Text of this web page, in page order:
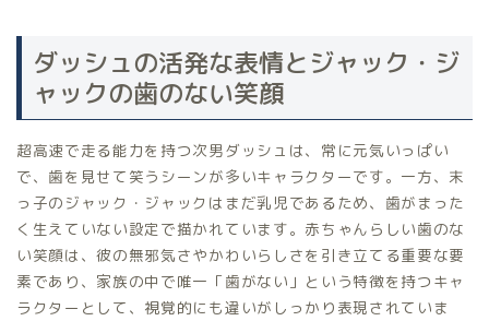
ダッシュの活発な表情とジャック・ジ
ャックの歯のない笑顔
超高速で走る能力を持つ次男ダッシュは、常に元気いっぱい
で、歯を見せて笑うシーンが多いキャラクターです。一方、末
っ子のジャック・ジャックはまだ乳児であるため、歯がまった
く生えていない設定で描かれています。赤ちゃんらしい歯のな
い笑顔は、彼の無邪気さやかわいらしさを引き立てる重要な要
素であり、家族の中で唯一「歯がない」という特徴を持つキャ
ラクターとして、視覚的にも違いがしっかり表現されていま